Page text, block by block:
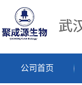
公司首页